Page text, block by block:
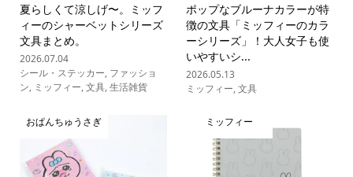
夏らしくて涼しげ〜。ミッフ
ィーのシャーベットシリーズ
文具まとめ。
2026.07.04
シール・ステッカー, ファッショ
ン, ミッフィー,文具,生活雑貨
ポップなブルーナカラーが特
徴の文具「ミッフィーのカラ
ーシリーズ」！大人女子も使
いやすいシ...
2026.05.13
ミッフィー,文具
おぱんちゅうさぎ ミッフィー